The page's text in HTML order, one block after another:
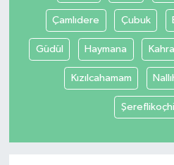
Çamlıdere Çubuk
Güdül Haymana
Kızılcahamam